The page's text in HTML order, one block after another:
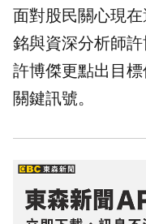
面對股民關心現在
銘與資深分析師
許博傑更點出目
關鍵訊號。